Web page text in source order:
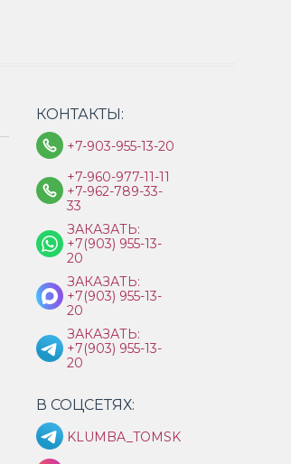
КОНТАКТЫ:
+7-903-955-13-20
+7-960-977-11-11
+7-962-789-33-
33
ЗАКАЗАТЬ:
+7(903) 955-13-
20
ЗАКАЗАТЬ:
+7(903) 955-13-
20
ЗАКАЗАТЬ:
+7(903) 955-13-
20
В СОЦСЕТЯХ:
KLUMBA_TOMSK